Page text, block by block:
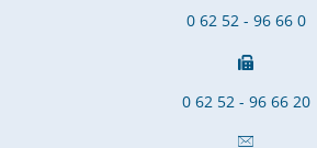
0 62 52 - 96 66 0
0 62 52 - 96 66 20